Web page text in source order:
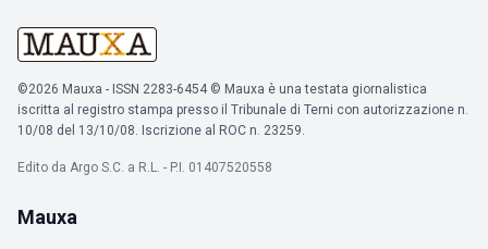
©2026 Mauxa - ISSN 2283-6454 © Mauxa è una testata giornalistica
iscritta al registro stampa presso il Tribunale di Terni con autorizzazione n.
10/08 del 13/10/08. Iscrizione al ROC n. 23259.
Edito da Argo S.C. a R.L. - P.I. 01407520558
Mauxa